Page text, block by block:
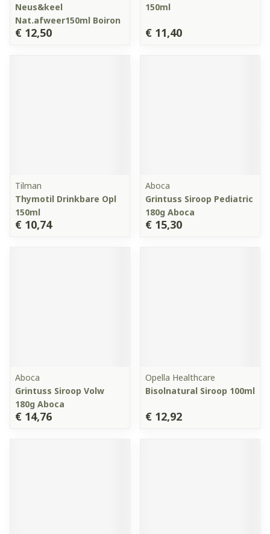
Neus&keel
Nat.afweer150ml Boiron
€ 12,50
150ml
€ 11,40
Tilman
Thymotil Drinkbare Opl
150ml
€ 10,74
Aboca
Grintuss Siroop Pediatric
180g Aboca
€ 15,30
Aboca
Grintuss Siroop Volw
180g Aboca
€ 14,76
Opella Healthcare
Bisolnatural Siroop 100ml
€ 12,92